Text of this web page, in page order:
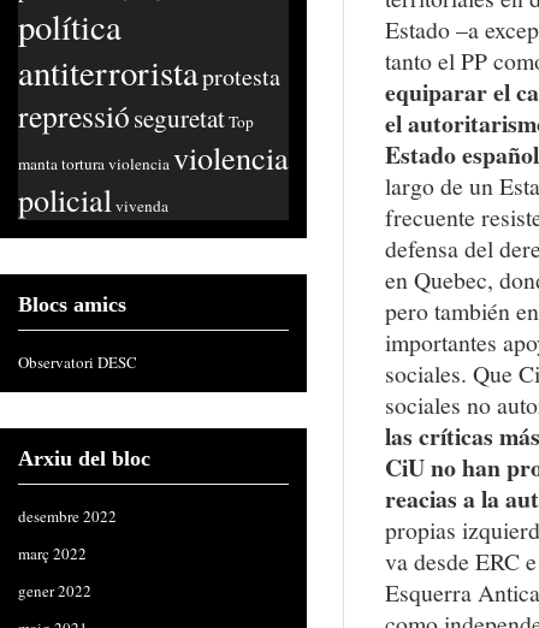
Estado –a
tanto el PP
equiparar el
el
Estado español
largo de un
frecuente
defensa del
en Quebec,
pero también
importantes
sociales. Que
sociales no
las críticas
CiU no han
reacias a la
propias
va desde ERC
Esquerra
política
antiterroristaprotesta
repressióseguretatTop
mantatorturaviolenciaviolencia
policialvivenda
Blocs amics
Observatori DESC
Arxiu del bloc
desembre 2022
març 2022
gener 2022